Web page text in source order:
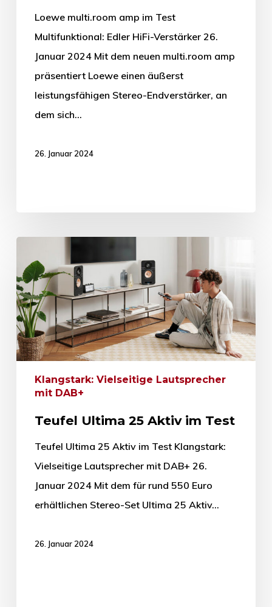
Loewe multi.room amp im Test
Multifunktional: Edler HiFi-Verstärker 26.
Januar 2024 Mit dem neuen multi.room amp
präsentiert Loewe einen äußerst
leistungsfähigen Stereo-Endverstärker, an
dem sich…
26. Januar 2024
Klangstark: Vielseitige Lautsprecher
mit DAB+
Teufel Ultima 25 Aktiv im Test
Teufel Ultima 25 Aktiv im Test Klangstark:
Vielseitige Lautsprecher mit DAB+ 26.
Januar 2024 Mit dem für rund 550 Euro
erhältlichen Stereo-Set Ultima 25 Aktiv…
26. Januar 2024